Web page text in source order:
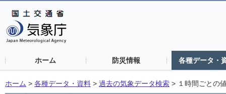
ホーム 防災情報 各種データ・
ホーム > 各種データ・資料 > 過去の気象データ検索 > １時間ごとの